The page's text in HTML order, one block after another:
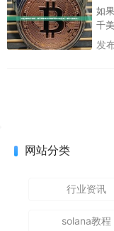
如
千
担
发
网站分类
行业资讯
solana教程